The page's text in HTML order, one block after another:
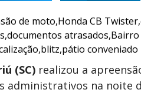
(SC) realizou a
administrativos na noite